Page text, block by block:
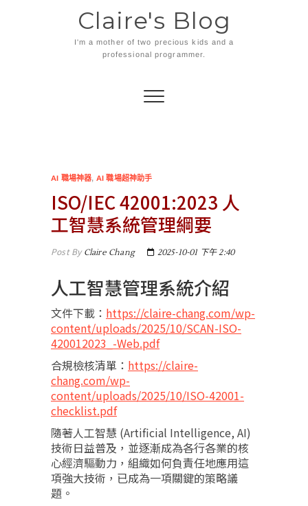
Claire's Blog
I'm a mother of two precious kids and a
professional programmer.
AI 職場神器, AI 職場超神助手
ISO/IEC 42001:2023 人
工智慧系統管理綱要
Post ByClaire Chang 2025-10-01 下午 2:40
人工智慧管理系統介紹
文件下載： https://claire-chang.com/wp-
content/uploads/2025/10/SCAN-ISO-
420012023_-Web.pdf
合規檢核清單： https://claire-
chang.com/wp-
content/uploads/2025/10/ISO-42001-
checklist.pdf
隨著人工智慧 (Artificial Intelligence, AI)
技術日益普及，並逐漸成為各行各業的核
心經濟驅動力，組織如何負責任地應用這
項強大技術，已成為一項關鍵的策略議
題。